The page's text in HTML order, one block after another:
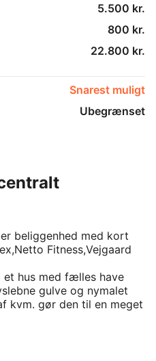
5.500 kr.
800 kr.
22.800 kr.
Snarest muligt
Ubegrænset
beliggenhed med kort
Fitness,Vejgaard
et hus med fælles have
gulve og nymalet
kvm. gør den til en meget